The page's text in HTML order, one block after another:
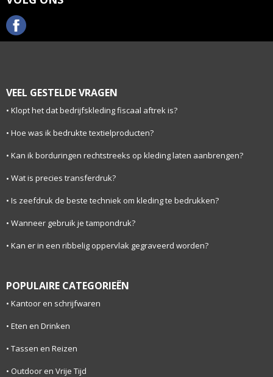
VEEL GESTELDE VRAGEN
Klopt het dat bedrijfskleding fiscaal aftrek is?
Hoe was ik bedrukte textielproducten?
Kan ik borduringen rechtstreeks op kleding laten aanbrengen?
Wat is precies transferdruk?
Is zeefdruk de beste techniek om kleding te bedrukken?
Wanneer gebruik je tampondruk?
Kan er in een ribbelig oppervlak gegraveerd worden?
POPULAIRE CATEGORIEËN
Kantoor en schrijfwaren
Eten en Drinken
Tassen en Reizen
Outdoor en Vrije Tijd